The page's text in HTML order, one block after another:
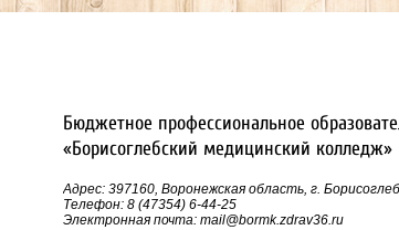
Бюджетное профессиональное
«Борисоглебский медицинский колледж»
Адрес: 397160, Воронежская область, г.
Телефон: 8 (47354) 6-44-25
Электронная почта: mail@bormk.zdrav36.ru